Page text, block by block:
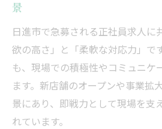
通勤や待遇が魅力の急募求人
通勤しやすい正社員 急
ト
待遇面で差がつく愛知
募
交通費支給や福利厚生が
景
日進市で急募される正社員求人に
欲の高さ」と「柔軟な対応力」で
も、現場での積極性やコミュニケ
ます。新店舗のオープンや事業拡
景にあり、即戦力として現場を支
れています。